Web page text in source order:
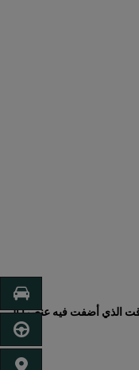
اشتري
أحجز
ابحث
الذي أضفت فيه عنصراً إلى